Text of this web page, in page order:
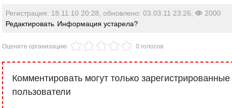
Регистрация: 18.11.10 20:28, обновлено: 03.03.11 23:26,
2000
Редактировать Информация устарела?
Оцените организацию 0 голосов
Комментировать могут только зарегистрированные
пользователи